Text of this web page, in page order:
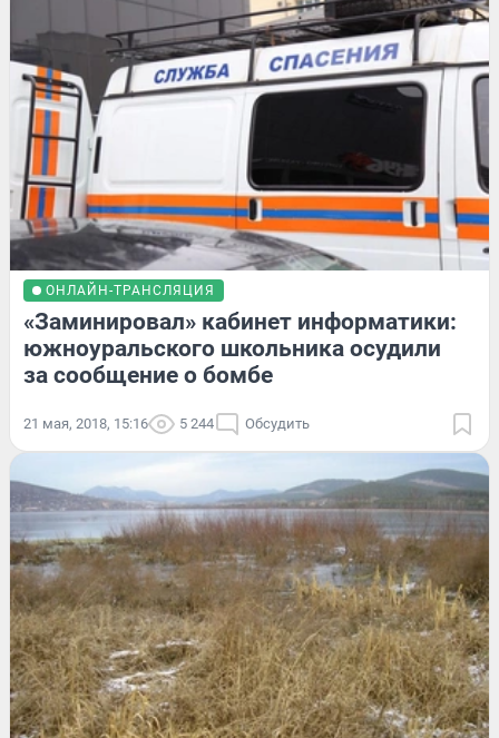
ОНЛАЙН-ТРАНСЛЯЦИЯ
«Заминировал» кабинет информатики:
южноуральского школьника осудили
за сообщение о бомбе
21 мая, 2018, 15:16 5 244 Обсудить